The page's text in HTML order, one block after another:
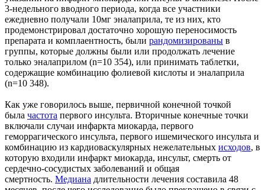
3-недельного вводного периода, когда все участники
ежедневно получали 10мг эналаприла, те из них, кто
продемонстрировал достаточно хорошую переносимость
препарата и комплаентность, были рандомизированы в
группы, которые должны были или продолжать лечение
только эналаприлом (n=10 354), или принимать таблетки,
содержащие комбинацию фолиевой кислоты и эналаприла
(n=10 348).
Как уже говорилось выше, первичной конечной точкой
была частота первого инсульта. Вторичные конечные точки
включали случаи инфаркта миокарда, первого
геморрагического инсульта, первого ишемического инсульта и
комбинацию из кардиоваскулярных нежелательных исходов, в
которую входили инфаркт миокарда, инсульт, смерть от
сердечно-сосудистых заболеваний и общая
смертность. Медиана длительности лечения составила 48